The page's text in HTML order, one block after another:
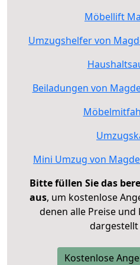
Möbellift
Umzugshelfer von
Beiladungen von
Mini Umzug von
Bitte füllen Sie das
aus, um kostenlose
denen alle Preise
Kostenlose